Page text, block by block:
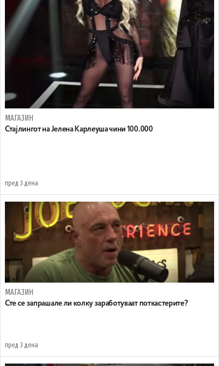
МАГАЗИН
Стајлингот на Јелена Карлеуша чини 100.000
пред 3 дена
МАГАЗИН
Сте се запрашале ли колку заработуваат поткастерите?
пред 3 дена